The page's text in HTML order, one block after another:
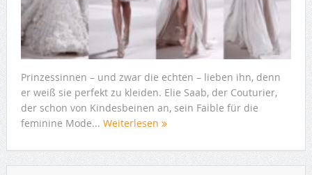
Prinzessinnen – und zwar die echten – lieben ihn, denn
er weiß sie perfekt zu kleiden. Elie Saab, der Couturier,
der schon von Kindesbeinen an, sein Faible für die
feminine Mode... Weiterlesen